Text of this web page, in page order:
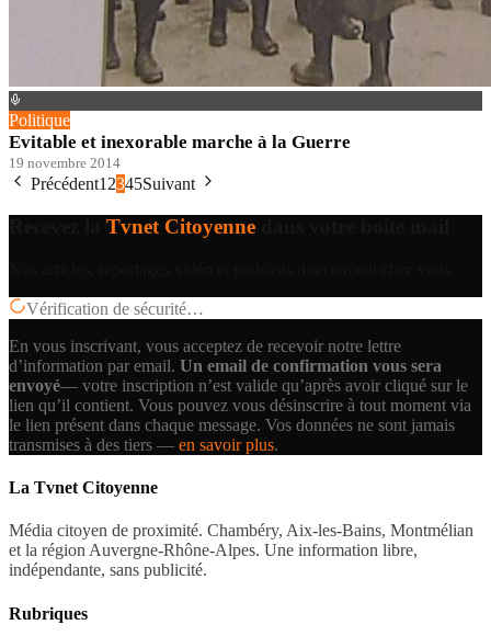
Politique
Evitable et inexorable marche à la Guerre
19 novembre 2014
Précédent12345Suivant
Tvnet Citoyenne
Vérification de sécurité…
En vous inscrivant, vous acceptez de recevoir notre lettre
d’information par email. Un email de confirmation vous sera
envoyé— votre inscription n’est valide qu’après avoir cliqué sur le
lien qu’il contient. Vous pouvez vous désinscrire à tout moment via
le lien présent dans chaque message. Vos données ne sont jamais
transmises à des tiers — en savoir plus.
La Tvnet Citoyenne
Média citoyen de proximité. Chambéry, Aix-les-Bains, Montmélian
et la région Auvergne-Rhône-Alpes. Une information libre,
indépendante, sans publicité.
Rubriques